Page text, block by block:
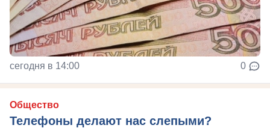
сегодня в 14:00 0
Общество
Телефоны делают нас слепыми?